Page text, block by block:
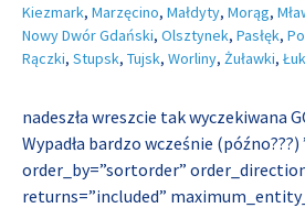
Kiezmark, Marzęcino, Małdyty, Morąg,
Nowy Dwór Gdański, Olsztynek, Pasłęk,
Rączki, Stupsk, Tujsk, Worliny, Żuławki,
nadeszła wreszcie tak wyczekiwana
Wypadła bardzo wcześnie (późno???)
order_by=”sortorder”
returns=”included”